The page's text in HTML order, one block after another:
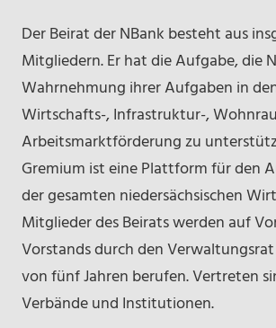
Der Beirat der NBank besteht aus
Mitgliedern. Er hat die Aufgabe, die
Wahrnehmung ihrer Aufgaben in
Wirtschafts-, Infrastruktur-,
Arbeitsmarktförderung zu
Gremium ist eine Plattform für den
der gesamten niedersächsischen
Mitglieder des Beirats werden auf
Vorstands durch den
von fünf Jahren berufen. Vertreten
Verbände und Institutionen.